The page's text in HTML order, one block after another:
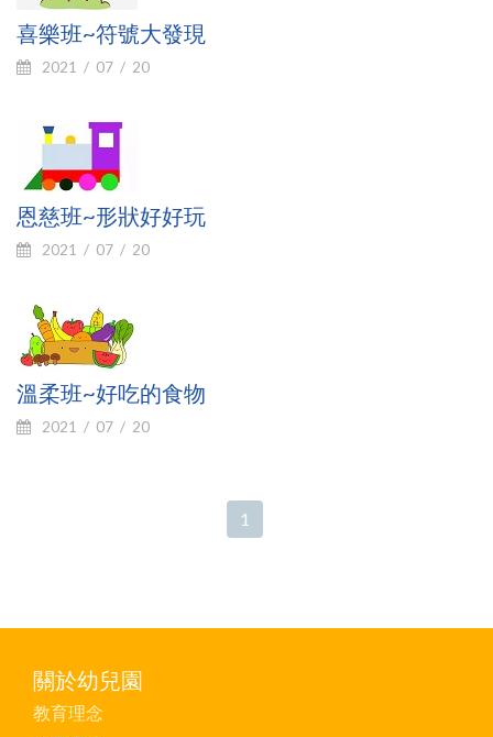
喜樂班~符號大發現
2021 07 20
恩慈班~形狀好好玩
2021 07 20
溫柔班~好吃的食物
2021 07 20
1
關於幼兒園
教育理念